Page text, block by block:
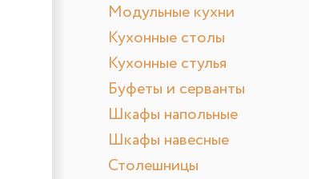
Модульные кухни
Кухонные столы
Кухонные стулья
Буфеты и серванты
Шкафы напольные
Шкафы навесные
Столешницы